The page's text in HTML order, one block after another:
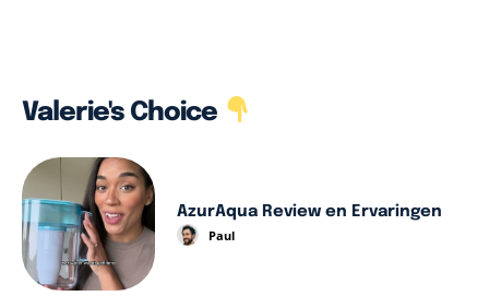
Valerie's Choice
AzurAqua Review en Ervaringen
Paul